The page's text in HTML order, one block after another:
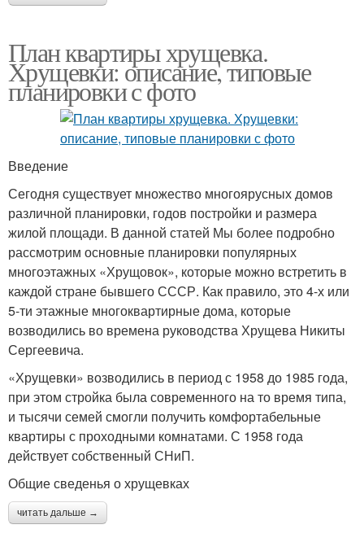
План квартиры хрущевка.
Хрущевки: описание, типовые
планировки с фото
Введение
Сегодня существует множество многоярусных домов
различной планировки, годов постройки и размера
жилой площади. В данной статей Мы более подробно
рассмотрим основные планировки популярных
многоэтажных «Хрущовок», которые можно встретить в
каждой стране бывшего СССР. Как правило, это 4-х или
5-ти этажные многоквартирные дома, которые
возводились во времена руководства Хрущева Никиты
Сергеевича.
«Хрущевки» возводились в период с 1958 до 1985 года,
при этом стройка была современного на то время типа,
и тысячи семей смогли получить комфортабельные
квартиры с проходными комнатами. С 1958 года
действует собственный СНиП.
Общие сведенья о хрущевках
читать дальше →